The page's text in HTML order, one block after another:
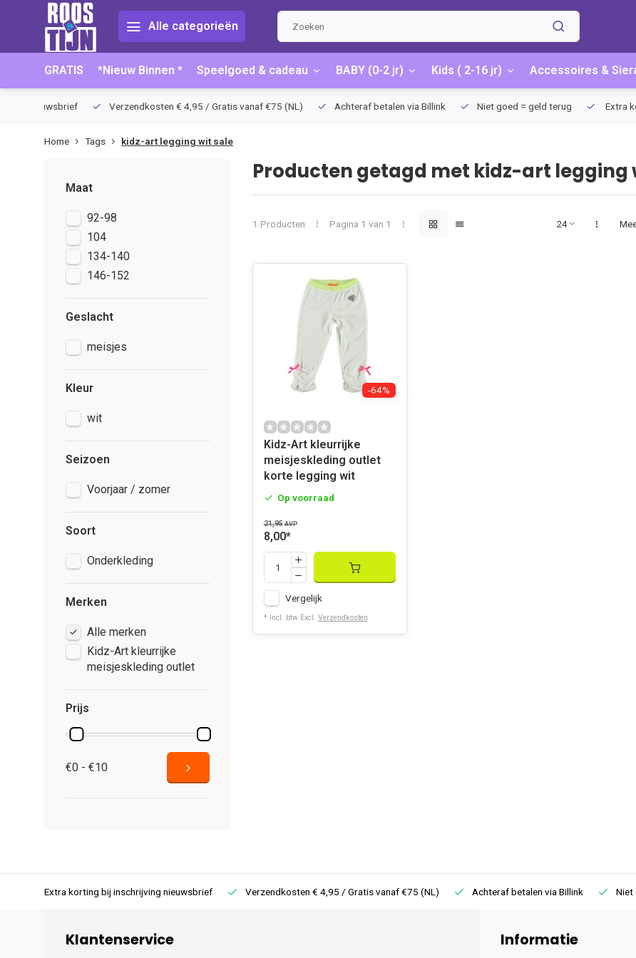
Alle categorieën
GRATIS *Nieuw Binnen * Speelgoed & cadeau BABY (0-2 jr) Kids ( 2-16 jr) Accessoires &
nieuwsbrief Verzendkosten € 4,95 / Gratis vanaf €75 (NL) Achteraf betalen via Billink Niet goed = geld terug Extra
Home Tags kidz-art legging wit sale
Maat
92-98
104
134-140
146-152
Geslacht
meisjes
Kleur
wit
Seizoen
Voorjaar / zomer
Soort
Onderkleding
Merken
Alle merken
Kidz-Art kleurrijke
meisjeskleding outlet
Prijs
€0 - €10
Producten getagd met kidz-art legging
1 Producten Pagina 1 van 1
-64%
Kidz-Art kleurrijke
meisjeskleding outlet
korte legging wit
Op voorraad
21,95 AVP
8,00*
Vergelijk
* Incl. btw Excl. Verzendkosten
Extra korting bij inschrijving nieuwsbrief Verzendkosten € 4,95 / Gratis vanaf €75 (NL) Achteraf betalen via Billink Niet
Klantenservice Informatie